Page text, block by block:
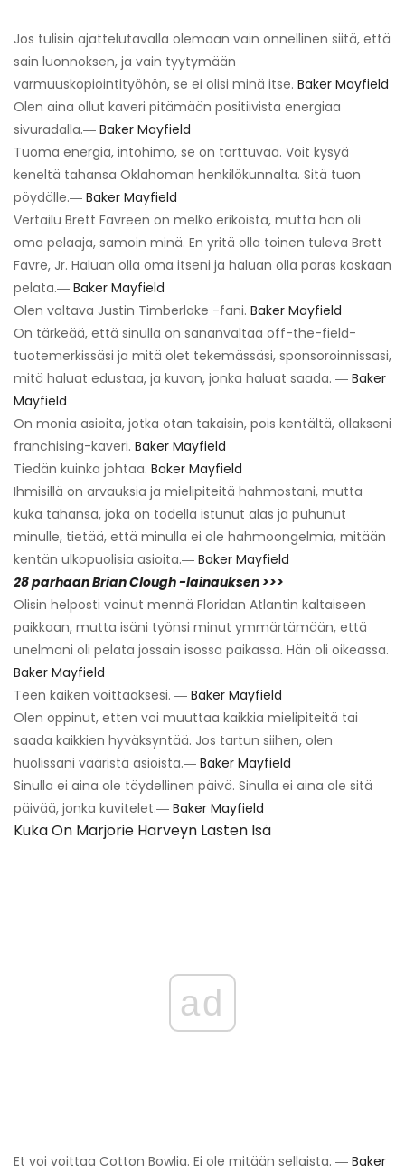
Jos tulisin ajattelutavalla olemaan vain onnellinen siitä, että
sain luonnoksen, ja vain tyytymään
varmuuskopiointityöhön, se ei olisi minä itse. Baker Mayfield
Olen aina ollut kaveri pitämään positiivista energiaa
sivuradalla.― Baker Mayfield
Tuoma energia, intohimo, se on tarttuvaa. Voit kysyä
keneltä tahansa Oklahoman henkilökunnalta. Sitä tuon
pöydälle.― Baker Mayfield
Vertailu Brett Favreen on melko erikoista, mutta hän oli
oma pelaaja, samoin minä. En yritä olla toinen tuleva Brett
Favre, Jr. Haluan olla oma itseni ja haluan olla paras koskaan
pelata.― Baker Mayfield
Olen valtava Justin Timberlake -fani. Baker Mayfield
On tärkeää, että sinulla on sananvaltaa off-the-field-
tuotemerkissäsi ja mitä olet tekemässäsi, sponsoroinnissasi,
mitä haluat edustaa, ja kuvan, jonka haluat saada. ― Baker
Mayfield
On monia asioita, jotka otan takaisin, pois kentältä, ollakseni
franchising-kaveri. Baker Mayfield
Tiedän kuinka johtaa. Baker Mayfield
Ihmisillä on arvauksia ja mielipiteitä hahmostani, mutta
kuka tahansa, joka on todella istunut alas ja puhunut
minulle, tietää, että minulla ei ole hahmoongelmia, mitään
kentän ulkopuolisia asioita.― Baker Mayfield
28 parhaan Brian Clough -lainauksen >>>
Olisin helposti voinut mennä Floridan Atlantin kaltaiseen
paikkaan, mutta isäni työnsi minut ymmärtämään, että
unelmani oli pelata jossain isossa paikassa. Hän oli oikeassa.
Baker Mayfield
Teen kaiken voittaaksesi. ― Baker Mayfield
Olen oppinut, etten voi muuttaa kaikkia mielipiteitä tai
saada kaikkien hyväksyntää. Jos tartun siihen, olen
huolissani vääristä asioista.― Baker Mayfield
Sinulla ei aina ole täydellinen päivä. Sinulla ei aina ole sitä
päivää, jonka kuvitelet.― Baker Mayfield
Kuka On Marjorie Harveyn Lasten Isä
ad
Et voi voittaa Cotton Bowlia. Ei ole mitään sellaista. ― Baker